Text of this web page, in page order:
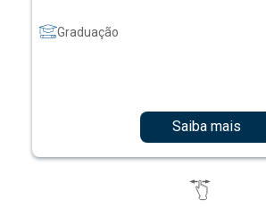
Graduação
Saiba mais